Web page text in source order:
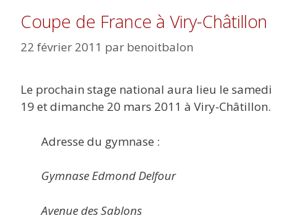
Coupe de France à Viry-Châtillon
22 février 2011 par benoitbalon
Le prochain stage national aura lieu le samedi
19 et dimanche 20 mars 2011 à Viry-Châtillon.
Adresse du gymnase :
Gymnase Edmond Delfour
Avenue des Sablons